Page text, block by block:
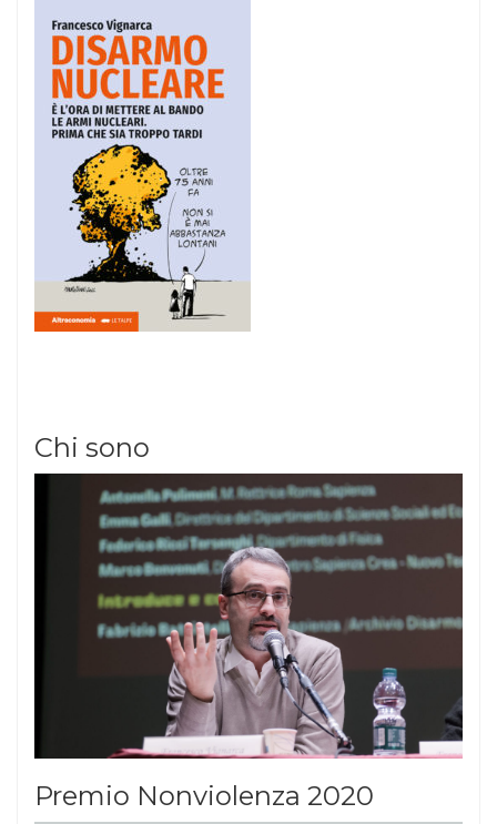
Chi sono
Premio Nonviolenza 2020